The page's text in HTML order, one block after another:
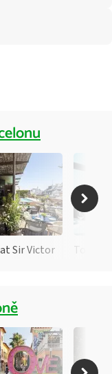
Sir Victor Torre